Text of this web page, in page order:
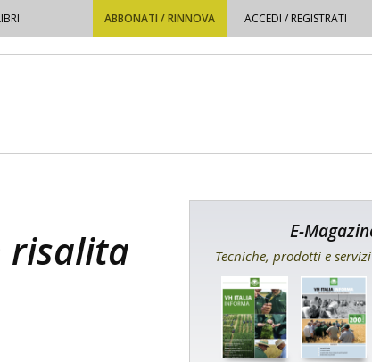
ABBONATI / RINNOVA ACCEDI / REGISTRATI
risalita
E-
Tecniche, prodotti e